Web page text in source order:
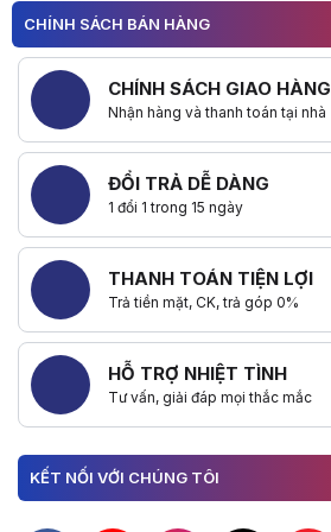
CHÍNH SÁCH BÁN HÀNG
CHÍNH SÁCH GIAO HÀNG
Nhận hàng và thanh toán tại nhà
ĐỔI TRẢ DỄ DÀNG
1 đổi 1 trong 15 ngày
THANH TOÁN TIỆN LỢI
Trả tiền mặt, CK, trả góp 0%
HỖ TRỢ NHIỆT TÌNH
Tư vấn, giải đáp mọi thắc mắc
KẾT NỐI VỚI CHÚNG TÔI